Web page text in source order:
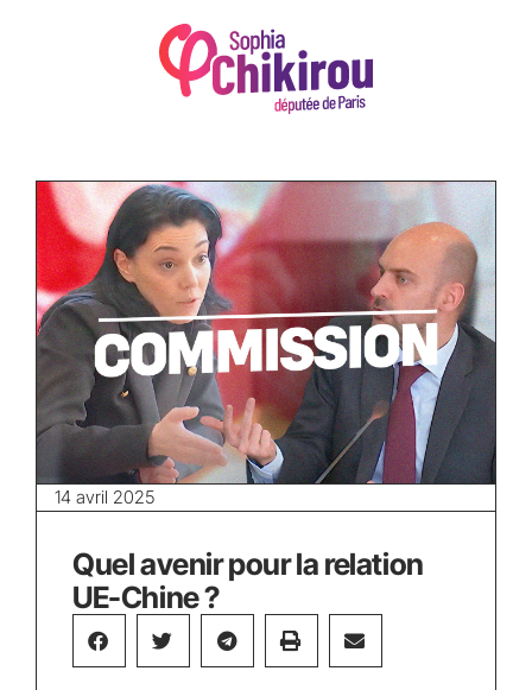
14 avril 2025
Quel avenir pour la relation
UE-Chine ?